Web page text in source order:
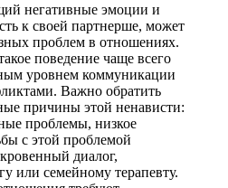
негативные эмоции и
к своей партнерше, может
проблем в отношениях.
поведение чаще всего
уровнем коммуникации
Важно обратить
причины этой ненависти:
проблемы, низкое
с этой проблемой
диалог,
или семейному терапевту.